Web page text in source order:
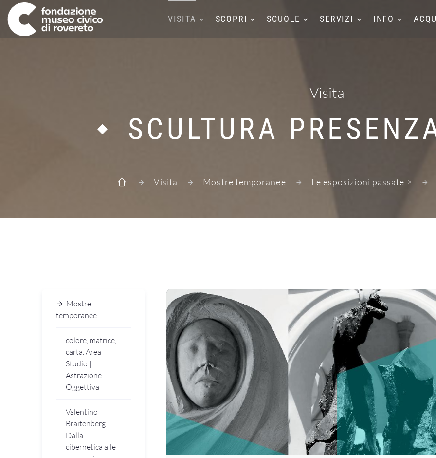
VISITA SCOPRI SCUOLE SERVIZI INFO
Visita
SCULTURA
Visita Mostre temporanee Le esposizioni passate >
Mostre
temporanee
colore, matrice,
carta. Area
Studio |
Astrazione
Oggettiva
Valentino
Braitenberg.
Dalla
cibernetica alle